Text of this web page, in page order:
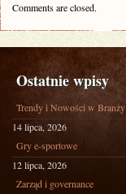
Comments are closed.
Ostatnie wpisy
Trendy i Nowości w Branży
14 lipca, 2026
Gry e-sportowe
12 lipca, 2026
Zarząd i governance